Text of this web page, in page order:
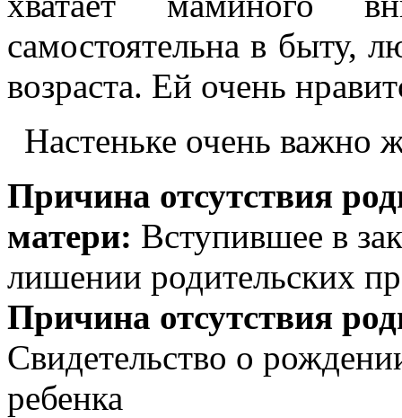
самостоятельна в быту,
возраста. Ей очень
Настеньке очень важно
Причина отсутствия
матери: Вступившее в
лишении родительских
Причина отсутствия
Свидетельство о
ребенка